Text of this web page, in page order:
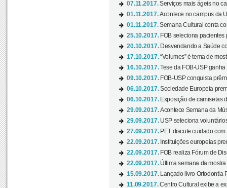
07.11.2017.Serviços mais ágeis no
01.11.2017.Acontece no campus da
01.11.2017.Semana Cultural conta
25.10.2017. FOB seleciona pacientes
20.10.2017. Desvendando a Saúde
17.10.2017.“Volumes” é tema de
16.10.2017.Tese da FOB-USP
09.10.2017. FOB-USP conquista
06.10.2017.Sociedade Europeia
06.10.2017. Exposição de camisetas
29.09.2017.Acontece Semana da
29.09.2017. USP seleciona
27.09.2017. PET discute cuidado
22.09.2017. Instituições europeias
22.09.2017. FOB realiza Fórum de
22.09.2017. Última semana da mostra
15.09.2017.
Lançado livro Ortodontia
11.09.2017.Centro Cultural exibe a